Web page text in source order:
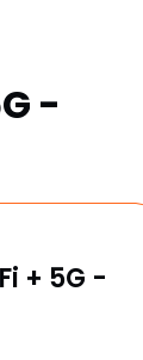
-
+ 5G -